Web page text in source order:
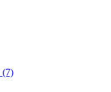
(7)